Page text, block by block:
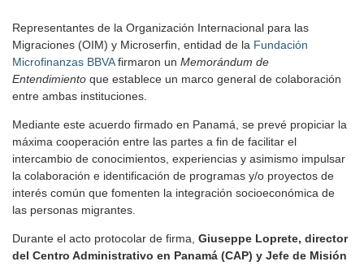
Representantes de la Organización Internacional para las
Migraciones (OIM) y Microserfin, entidad de la Fundación
Microfinanzas BBVAfirmaron un Memorándum de
Entendimiento que establece un marco general de colaboración
entre ambas instituciones.
Mediante este acuerdo firmado en Panamá, se prevé propiciar la
máxima cooperación entre las partes a fin de facilitar el
intercambio de conocimientos, experiencias y asimismo impulsar
la colaboración e identificación de programas y/o proyectos de
interés común que fomenten la integración socioeconómica de
las personas migrantes.
Durante el acto protocolar de firma, Giuseppe Loprete, director
del Centro Administrativo en Panamá (CAP) y Jefe de Misión